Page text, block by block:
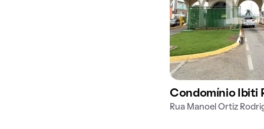
Condomínio Ibiti
Rua Manoel Ortiz